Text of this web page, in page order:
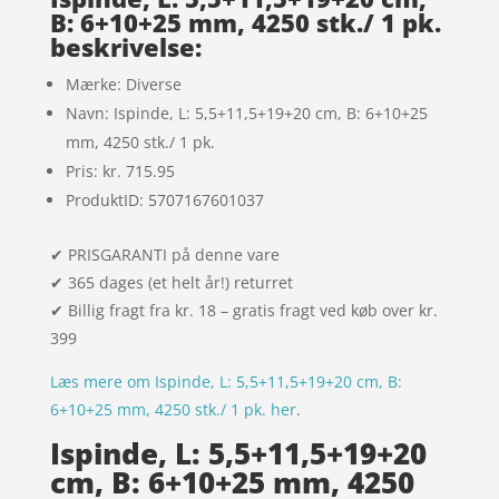
dømmel
ser
B: 6+10+25 mm, 4250 stk./ 1 pk.
beskrivelse:
Mærke: Diverse
Navn: Ispinde, L: 5,5+11,5+19+20 cm, B: 6+10+25
mm, 4250 stk./ 1 pk.
Pris: kr. 715.95
ProduktID: 5707167601037
✔ PRISGARANTI på denne vare
✔ 365 dages (et helt år!) returret
✔ Billig fragt fra kr. 18 – gratis fragt ved køb over kr.
399
Læs mere om Ispinde, L: 5,5+11,5+19+20 cm, B:
6+10+25 mm, 4250 stk./ 1 pk. her.
Ispinde, L: 5,5+11,5+19+20
cm, B: 6+10+25 mm, 4250